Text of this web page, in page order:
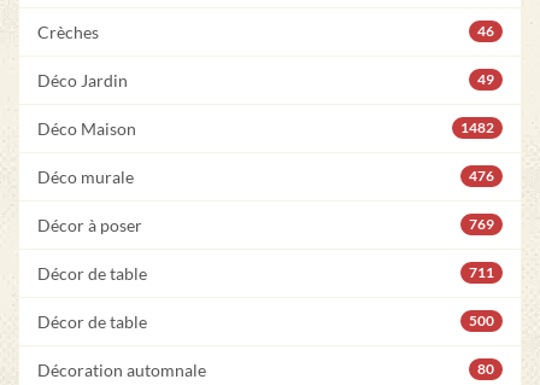
Crèches 46
Déco Jardin 49
Déco Maison 1482
Déco murale 476
Décor à poser 769
Décor de table 711
Décor de table 500
Décoration automnale 80